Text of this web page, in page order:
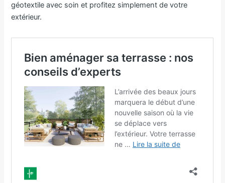
géotextile avec soin et profitez simplement de votre
extérieur.